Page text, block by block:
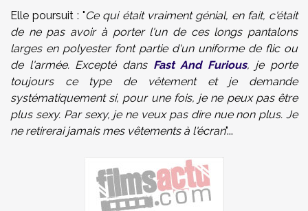
Elle poursuit : "Ce qui était vraiment génial, en fait, c'était
de ne pas avoir à porter l'un de ces longs pantalons
larges en polyester font partie d'un uniforme de flic ou
de l'armée. Excepté dans Fast And Furious, je porte
toujours ce type de vêtement et je demande
systématiquement si, pour une fois, je ne peux pas être
plus sexy. Par sexy, je ne veux pas dire nue non plus. Je
ne retirerai jamais mes vêtements à l'écran"...